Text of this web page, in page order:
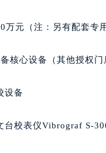
省朝阳市双塔区新华
省抚顺市新抚区东一路
省葫芦岛市连山区中央
省辽阳市白塔区新运大
万元（注：另有配套专
核心设备（其他授权门
设备
台校表仪Vibrograf S-